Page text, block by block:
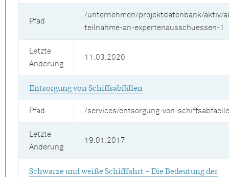
Pfad
/unternehmen/projektdatenbank/aktiv/
teilnahme-an-expertenausschuessen-1
Letzte
Änderung
11.03.2020
Entsorgung von Schiffsabfällen
Pfad /services/entsorgung-von-
Letzte
Änderung
19.01.2017
Schwarze und weiße Schifffahrt – Die Bedeutung der